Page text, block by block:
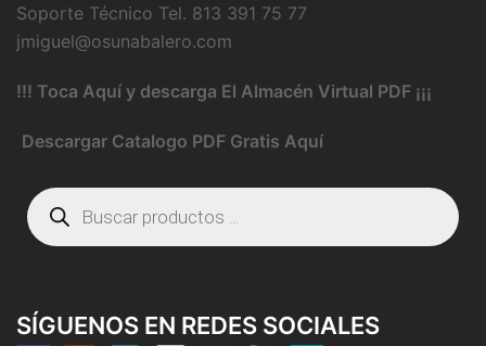
Soporte Técnico Tel. 813 391 75 77
jmiguel@osunabalero.com
!!! Toca Aquí y descarga El Almacén Virtual PDF ¡¡¡
Descargar Catalogo PDF Gratis Aquí
Búsqueda
de
productos
SÍGUENOS EN REDES SOCIALES